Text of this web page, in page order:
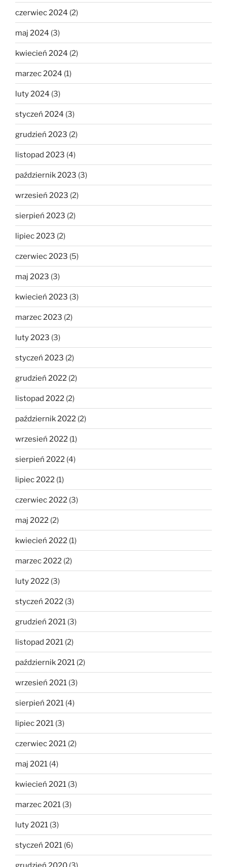
czerwiec 2024 (2)
maj 2024 (3)
kwiecień 2024 (2)
marzec 2024 (1)
luty 2024 (3)
styczeń 2024 (3)
grudzień 2023 (2)
listopad 2023 (4)
październik 2023 (3)
wrzesień 2023 (2)
sierpień 2023 (2)
lipiec 2023 (2)
czerwiec 2023 (5)
maj 2023 (3)
kwiecień 2023 (3)
marzec 2023 (2)
luty 2023 (3)
styczeń 2023 (2)
grudzień 2022 (2)
listopad 2022 (2)
październik 2022 (2)
wrzesień 2022 (1)
sierpień 2022 (4)
lipiec 2022 (1)
czerwiec 2022 (3)
maj 2022 (2)
kwiecień 2022 (1)
marzec 2022 (2)
luty 2022 (3)
styczeń 2022 (3)
grudzień 2021 (3)
listopad 2021 (2)
październik 2021 (2)
wrzesień 2021 (3)
sierpień 2021 (4)
lipiec 2021 (3)
czerwiec 2021 (2)
maj 2021 (4)
kwiecień 2021 (3)
marzec 2021 (3)
luty 2021 (3)
styczeń 2021 (6)